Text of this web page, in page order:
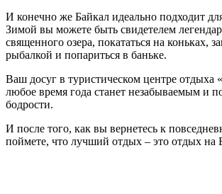
И конечно же Байкал идеально подходит
Зимой вы можете быть свидетелем
священного озера, покататься на коньках,
рыбалкой и попариться в баньке.
Ваш досуг в туристическом центре отдыха
любое время года станет незабываемым и
бодрости.
И после того, как вы вернетесь к
поймете, что лучший отдых – это отдых на